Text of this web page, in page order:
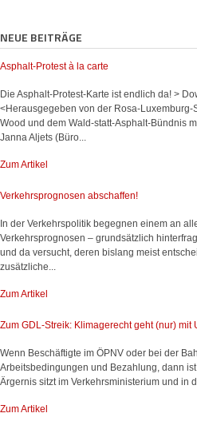
NEUE BEITRÄGE
Asphalt-Protest à la carte
Die Asphalt-Protest-Karte ist endlich da! >
<Herausgegeben von der Rosa-Luxemburg-
Wood und dem Wald-statt-Asphalt-Bündnis
Janna Aljets (Büro...
Zum Artikel
Verkehrsprognosen abschaffen!
In der Verkehrspolitik begegnen einem an
Verkehrsprognosen – grundsätzlich
und da versucht, deren bislang meist
zusätzliche...
Zum Artikel
Zum GDL-Streik: Klimagerecht geht (nur) mit
Wenn Beschäftigte im ÖPNV oder bei der
Arbeitsbedingungen und Bezahlung, dann
Ärgernis sitzt im Verkehrsministerium und in
Zum Artikel